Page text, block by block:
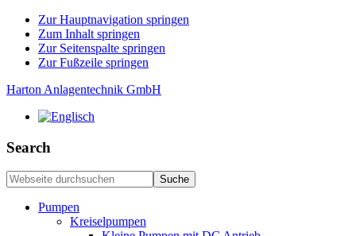
Zur Hauptnavigation springen
Zum Inhalt springen
Zur Seitenspalte springen
Zur Fußzeile springen
Harton Anlagentechnik GmbH
Search
Webseite
durchsuchen
Pumpen
Kreiselpumpen